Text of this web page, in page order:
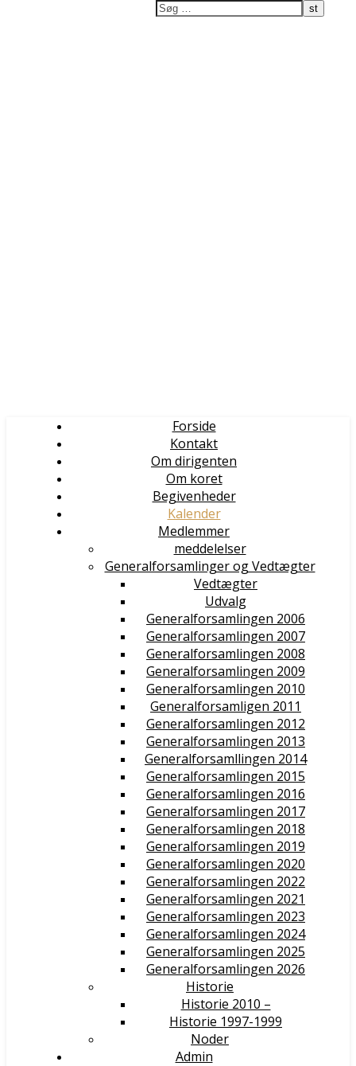
Forside
Kontakt
Om dirigenten
Om koret
Begivenheder
Kalender
Medlemmer
meddelelser
Generalforsamlinger og Vedtægter
Vedtægter
Udvalg
Generalforsamlingen 2006
Generalforsamlingen 2007
Generalforsamlingen 2008
Generalforsamlingen 2009
Generalforsamlingen 2010
Generalforsamligen 2011
Generalforsamlingen 2012
Generalforsamlingen 2013
Generalforsamllingen 2014
Generalforsamlingen 2015
Generalforsamlingen 2016
Generalforsamlingen 2017
Generalforsamlingen 2018
Generalforsamlingen 2019
Generalforsamlingen 2020
Generalforsamlingen 2022
Generalforsamlingen 2021
Generalforsamlingen 2023
Generalforsamlingen 2024
Generalforsamlingen 2025
Generalforsamlingen 2026
Historie
Historie 2010 –
Historie 1997-1999
Noder
Admin